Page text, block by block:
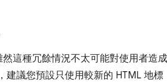
然這種冗餘情況不太可能對使用者造成
建議您預設只使用較新的 HTML 地標